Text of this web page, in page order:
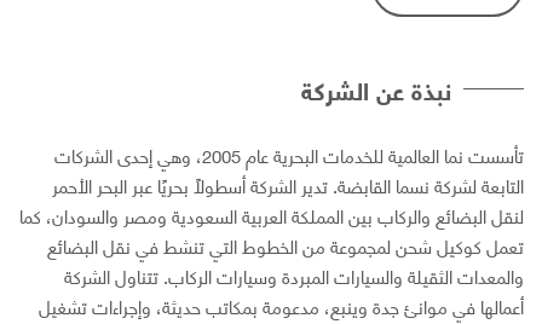
نبذة عن الشركة
تأسست نما العالمية للخدمات البحرية عام 2005، وهي إحدى الشركات
لشركة نسما القابضة. تدير الشركة أسطولًا بحريًا عبر البحر الأحمر
البضائع والركاب بين المملكة العربية السعودية ومصر والسودان، كما
كوكيل شحن لمجموعة من الخطوط التي تنشط في نقل البضائع
الثقيلة والسيارات المبردة وسيارات الركاب. تتناول الشركة
في موانئ جدة وينبع، مدعومة بمكاتب حديثة، وإجراءات تشغيل